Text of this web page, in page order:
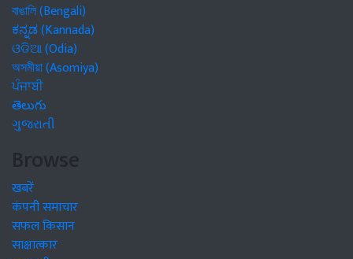
বাঙালি (Bengali)
ಕನ್ನಡ (Kannada)
ଓଡିଆ (Odia)
অসমীয়া (Asomiya)
ਪੰਜਾਬੀ
తెలుగు
ગુજરાતી
Browse
खबरें
कंपनी समाचार
सफल किसान
साक्षात्कार